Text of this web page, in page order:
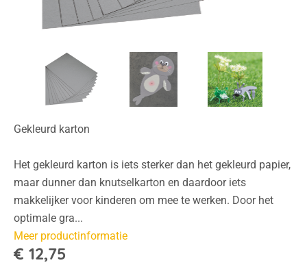
Gekleurd karton
Het gekleurd karton is iets sterker dan het gekleurd papier,
maar dunner dan knutselkarton en daardoor iets
makkelijker voor kinderen om mee te werken. Door het
optimale gra...
Meer productinformatie
€ 12,75